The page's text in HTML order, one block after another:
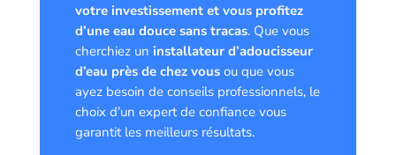
votre investissement et vous profitez
d’une eau douce sans tracas. Que vous
cherchiez un installateur d’adoucisseur
d’eau près de chez vousou que vous
ayez besoin de conseils professionnels, le
choix d’un expert de confiance vous
garantit les meilleurs résultats.